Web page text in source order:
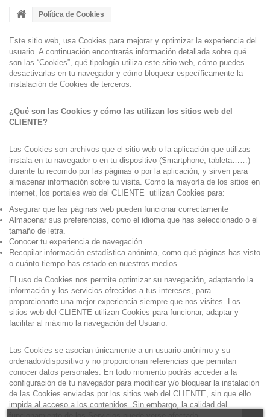
Política de Cookies
Este sitio web, usa Cookies para mejorar y optimizar la experiencia del
usuario. A continuación encontrarás información detallada sobre qué
son las “Cookies”, qué tipología utiliza este sitio web, cómo puedes
desactivarlas en tu navegador y cómo bloquear específicamente la
instalación de Cookies de terceros.
¿Qué son las Cookies y cómo las utilizan los sitios web del
CLIENTE?
Las Cookies son archivos que el sitio web o la aplicación que utilizas
instala en tu navegador o en tu dispositivo (Smartphone, tableta……)
durante tu recorrido por las páginas o por la aplicación, y sirven para
almacenar información sobre tu visita. Como la mayoría de los sitios en
internet, los portales web del CLIENTE utilizan Cookies para:
Asegurar que las páginas web pueden funcionar correctamente
Almacenar sus preferencias, como el idioma que has seleccionado o el
tamaño de letra.
Conocer tu experiencia de navegación.
Recopilar información estadística anónima, como qué páginas has visto
o cuánto tiempo has estado en nuestros medios.
El uso de Cookies nos permite optimizar su navegación, adaptando la
información y los servicios ofrecidos a tus intereses, para
proporcionarte una mejor experiencia siempre que nos visites. Los
sitios web del CLIENTE utilizan Cookies para funcionar, adaptar y
facilitar al máximo la navegación del Usuario.
Las Cookies se asocian únicamente a un usuario anónimo y su
ordenador/dispositivo y no proporcionan referencias que permitan
conocer datos personales. En todo momento podrás acceder a la
configuración de tu navegador para modificar y/o bloquear la instalación
de las Cookies enviadas por los sitios web del CLIENTE, sin que ello
impida al acceso a los contenidos. Sin embargo, la calidad del